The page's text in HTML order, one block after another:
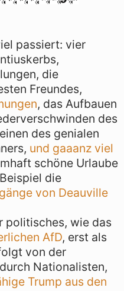
passiert: vier
die
Freundes,
, das Aufbauen
des
des genialen
und gaaanz viel
schöne Urlaube
die
von Deauville
politisches, wie das
AfD, erst als
von der
Nationalisten,
Trump aus den